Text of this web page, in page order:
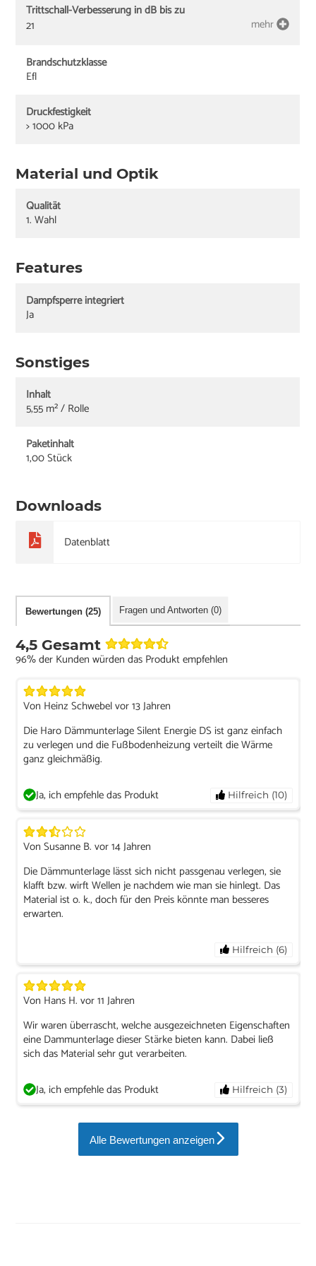
Trittschall-Verbesserung in dB bis zu
21
mehr
Brandschutzklasse
Efl
Druckfestigkeit
> 1000 kPa
Material und Optik
Qualität
1. Wahl
Features
Dampfsperre integriert
Ja
Sonstiges
Inhalt
5,55 m² / Rolle
Paketinhalt
1,00 Stück
Downloads
Datenblatt
Bewertungen (25) Fragen und Antworten (0)
4,5 Gesamt
96% der Kunden würden das Produkt empfehlen
Von Heinz Schwebel vor 13 Jahren
Die Haro Dämmunterlage Silent Energie DS ist ganz einfach
zu verlegen und die Fußbodenheizung verteilt die Wärme
ganz gleichmäßig.
Ja, ich empfehle das Produkt Hilfreich (10)
Von Susanne B. vor 14 Jahren
Die Dämmunterlage lässt sich nicht passgenau verlegen, sie
klafft bzw. wirft Wellen je nachdem wie man sie hinlegt. Das
Material ist o. k., doch für den Preis könnte man besseres
erwarten.
Hilfreich (6)
Von Hans H. vor 11 Jahren
Wir waren überrascht, welche ausgezeichneten Eigenschaften
eine Dammunterlage dieser Stärke bieten kann. Dabei ließ
sich das Material sehr gut verarbeiten.
Ja, ich empfehle das Produkt Hilfreich (3)
Alle Bewertungen anzeigen